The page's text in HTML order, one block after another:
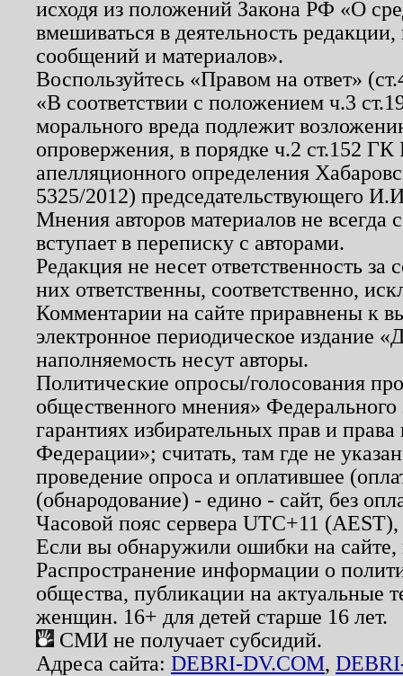
исходя из положений Закона РФ «О
вмешиваться в деятельность
сообщений и материалов».
Воспользуйтесь «Правом на ответ»
«В соответствии с положением ч.3
морального вреда подлежит
опровержения, в порядке ч.2 ст.152
апелляционного определения
5325/2012) председательствующего
Мнения авторов материалов не
вступает в переписку с авторами.
Редакция не несет ответственность
них ответственны, соответственно,
Комментарии на сайте приравнены к
электронное периодическое издание
наполняемость несут авторы.
Политические опросы/голосования
общественного мнения»
гарантиях избирательных прав и
Федерации»; считать, там где не
проведение опроса и оплатившее
(обнародование) - едино - сайт, без
Часовой пояс сервера UTC+11
Если вы обнаружили ошибки на
Распространение информации о
общества, публикации на актуальные
женщин. 16+ для детей старше 16 лет.
СМИ не получает субсидий.
Адреса сайта: DEBRI-DV.COM,